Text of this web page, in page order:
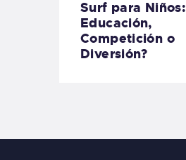
Surf para Niños:
Educación,
Competición o
Diversión?